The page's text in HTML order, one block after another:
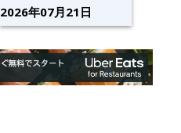
2026年07月21日